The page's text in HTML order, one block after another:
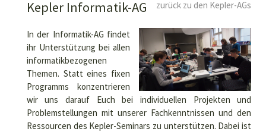
zurück zu den Kepler-AGs
Kepler Informatik-AG
In der Informatik-AG findet
ihr Unterstützung bei allen
informatikbezogenen
Themen. Statt eines fixen
Programms konzentrieren
wir uns darauf Euch bei individuellen Projekten und
Problemstellungen mit unserer Fachkenntnissen und den
Ressourcen des Kepler-Seminars zu unterstützen. Dabei ist